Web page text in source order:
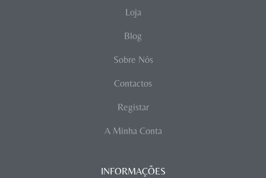
Loja
Blog
Sobre Nós
Contactos
Registar
A Minha Conta
INFORMAÇÕES